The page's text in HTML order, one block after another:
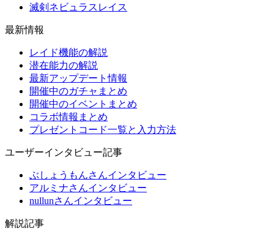
滅剣ネビュラスレイス
最新情報
レイド機能の解説
潜在能力の解説
最新アップデート情報
開催中のガチャまとめ
開催中のイベントまとめ
コラボ情報まとめ
プレゼントコード一覧と入力方法
ユーザーインタビュー記事
ぶしょうもんさんインタビュー
アルミナさんインタビュー
nullunさんインタビュー
解説記事